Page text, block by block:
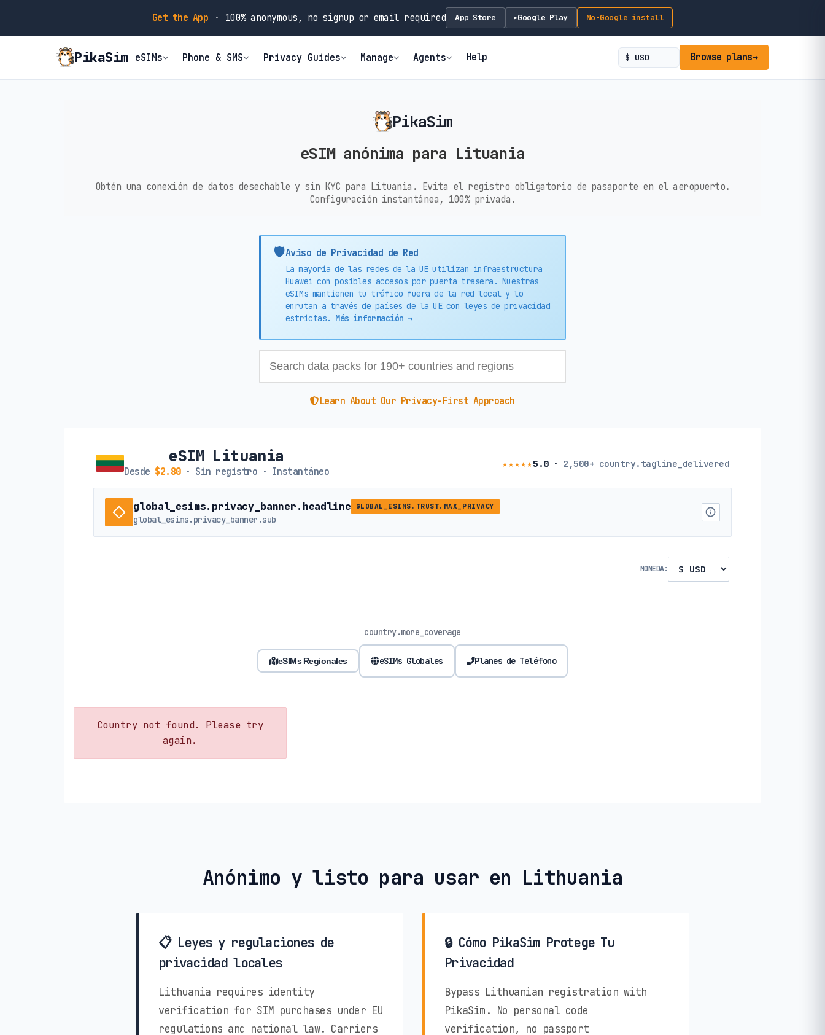
Get the App · 100% anonymous, no signup or email required App Store ►Google Play No-Google install
PikaSim eSIMs Phone & SMS Privacy Guides Manage Agents Help Browse plans→
PikaSim
eSIM anónima para Lituania
Obtén una conexión de datos desechable y sin KYC para Lituania. Evita el registro obligatorio de pasaporte en el aeropuerto.
Configuración instantánea, 100% privada.
🛡️Aviso de Privacidad de Red
La mayoría de las redes de la UE utilizan infraestructura
Huawei con posibles accesos por puerta trasera. Nuestras
eSIMs mantienen tu tráfico fuera de la red local y lo
enrutan a través de países de la UE con leyes de privacidad
estrictas. Más información →
Learn About Our Privacy-First Approach
eSIM Lituania
Desde $2.80· Sin registro · Instantáneo
★★★★★5.0· 2,500+ country.tagline_delivered
global_esims.privacy_banner.headline GLOBAL_ESIMS.TRUST.MAX_PRIVACY
global_esims.privacy_banner.sub
MONEDA:
country.more_coverage
eSIMs Regionales eSIMs Globales Planes de Teléfono
Country not found. Please try
again.
Anónimo y listo para usar en Lithuania
📋 Leyes y regulaciones de
privacidad locales
Lithuania requires identity
verification for SIM purchases under EU
regulations and national law. Carriers
🔒 Cómo PikaSim Protege Tu
Privacidad
Bypass Lithuanian registration with
PikaSim. No personal code
verification, no passport